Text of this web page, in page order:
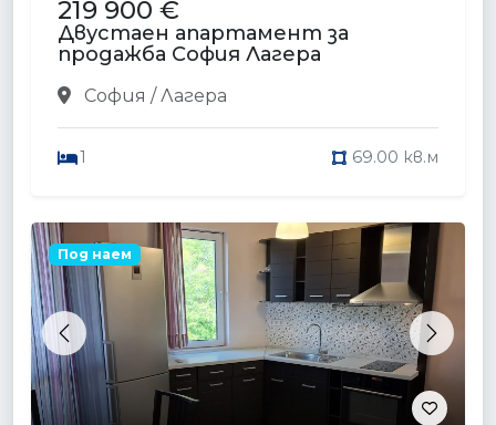
219 900 €
Двустаен апартамент за
продажба София Лагера
София / Лагера
1 69.00 кв.м
Previous Next
Под наем